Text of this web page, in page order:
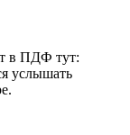
в ПДФ тут:
услышать